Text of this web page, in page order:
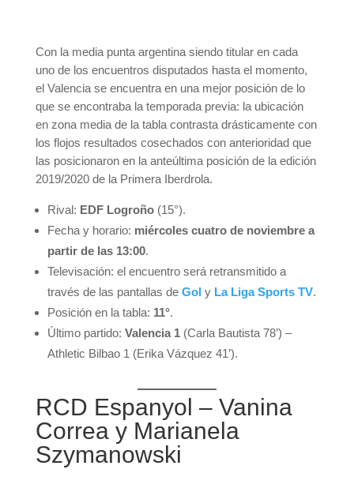
Con la media punta argentina siendo titular en cada
uno de los encuentros disputados hasta el momento,
el Valencia se encuentra en una mejor posición de lo
que se encontraba la temporada previa: la ubicación
en zona media de la tabla contrasta drásticamente con
los flojos resultados cosechados con anterioridad que
las posicionaron en la anteúltima posición de la edición
2019/2020 de la Primera Iberdrola.
Rival: EDF Logroño(15°).
Fecha y horario: miércoles cuatro de noviembre a
partir de las 13:00.
Televisación: el encuentro será retransmitido a
través de las pantallas de Gol y La Liga Sports TV.
Posición en la tabla: 11°.
Último partido: Valencia 1(Carla Bautista 78’) –
Athletic Bilbao 1 (Erika Vázquez 41’).
RCD Espanyol – Vanina
Correa y Marianela
Szymanowski